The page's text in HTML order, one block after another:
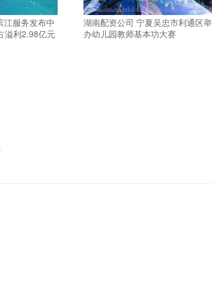
江服务发布中
溢利2.98亿元
湖南配资公司 宁夏吴忠市利通区举
办幼儿园教师基本功大赛